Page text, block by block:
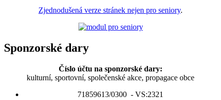
Zjednodušená verze stránek nejen pro seniory.
Sponzorské dary
Číslo účtu na sponzorské dary:
kulturní, sportovní, společenské akce, propagace obce
71859613/0300 - VS:2321